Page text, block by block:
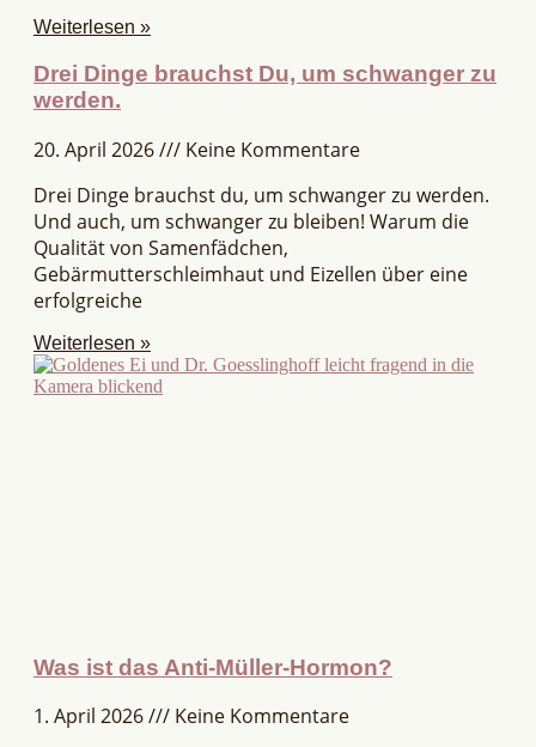
Weiterlesen »
Drei Dinge brauchst Du, um schwanger zu
werden.
20. April 2026
Keine Kommentare
Drei Dinge brauchst du, um schwanger zu werden.
Und auch, um schwanger zu bleiben! Warum die
Qualität von Samenfädchen,
Gebärmutterschleimhaut und Eizellen über eine
erfolgreiche
Weiterlesen »
Was ist das Anti-Müller-Hormon?
1. April 2026
Keine Kommentare